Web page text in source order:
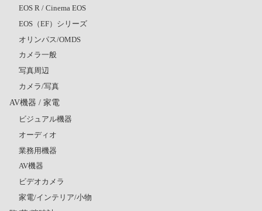
EOS R / Cinema EOS
EOS（EF）シリーズ
オリンパス/OMDS
カメラ一般
写真周辺
カメラ/写真
AV機器 / 家電
ビジュアル機器
オーディオ
業務用機器
AV機器
ビデオカメラ
家電/インテリア/小物